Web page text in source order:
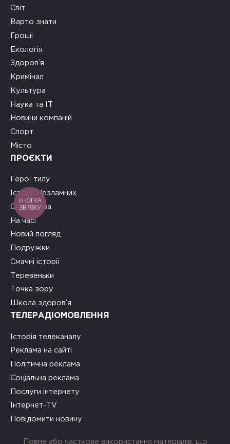
Світ
Варто знати
Гроші
Екологія
Здоров’я
Кримінал
Культура
Наука та ІТ
Новини компаній
Спорт
Місто
ПРОЄКТИ
Герої тилу
Історії Незламних
Сила слова
На часі
Новий погляд
Подружки
Смачні історії
Теревеньки
Точка зору
Школа здоров’я
ТЕЛЕРАДІОМОВЛЕННЯ
Історія телеканалу
Реклама на сайті
Політична реклама
Соціальна реклама
Послуги інтернету
Інтернет-TV
Повідомити новину
Повне або часткове використання матеріалів, що
КНОПКА
ЗВ'ЯЗКУ